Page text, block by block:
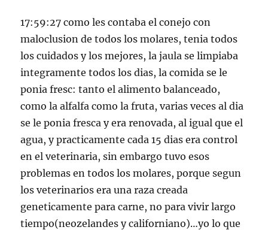
17:59:27 como les contaba el conejo con
maloclusion de todos los molares, tenia todos
los cuidados y los mejores, la jaula se limpiaba
integramente todos los dias, la comida se le
ponia fresc: tanto el alimento balanceado,
como la alfalfa como la fruta, varias veces al dia
se le ponia fresca y era renovada, al igual que el
agua, y practicamente cada 15 dias era control
en el veterinaria, sin embargo tuvo esos
problemas en todos los molares, porque segun
los veterinarios era una raza creada
geneticamente para carne, no para vivir largo
tiempo(neozelandes y californiano)…yo lo que